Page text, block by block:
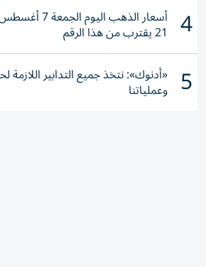
4 21 يقترب من هذا الرقم
5 «أدنوك»: نتخذ جميع التدابير اللازمة
وعملياتنا